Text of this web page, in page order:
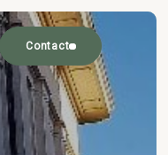
Contact